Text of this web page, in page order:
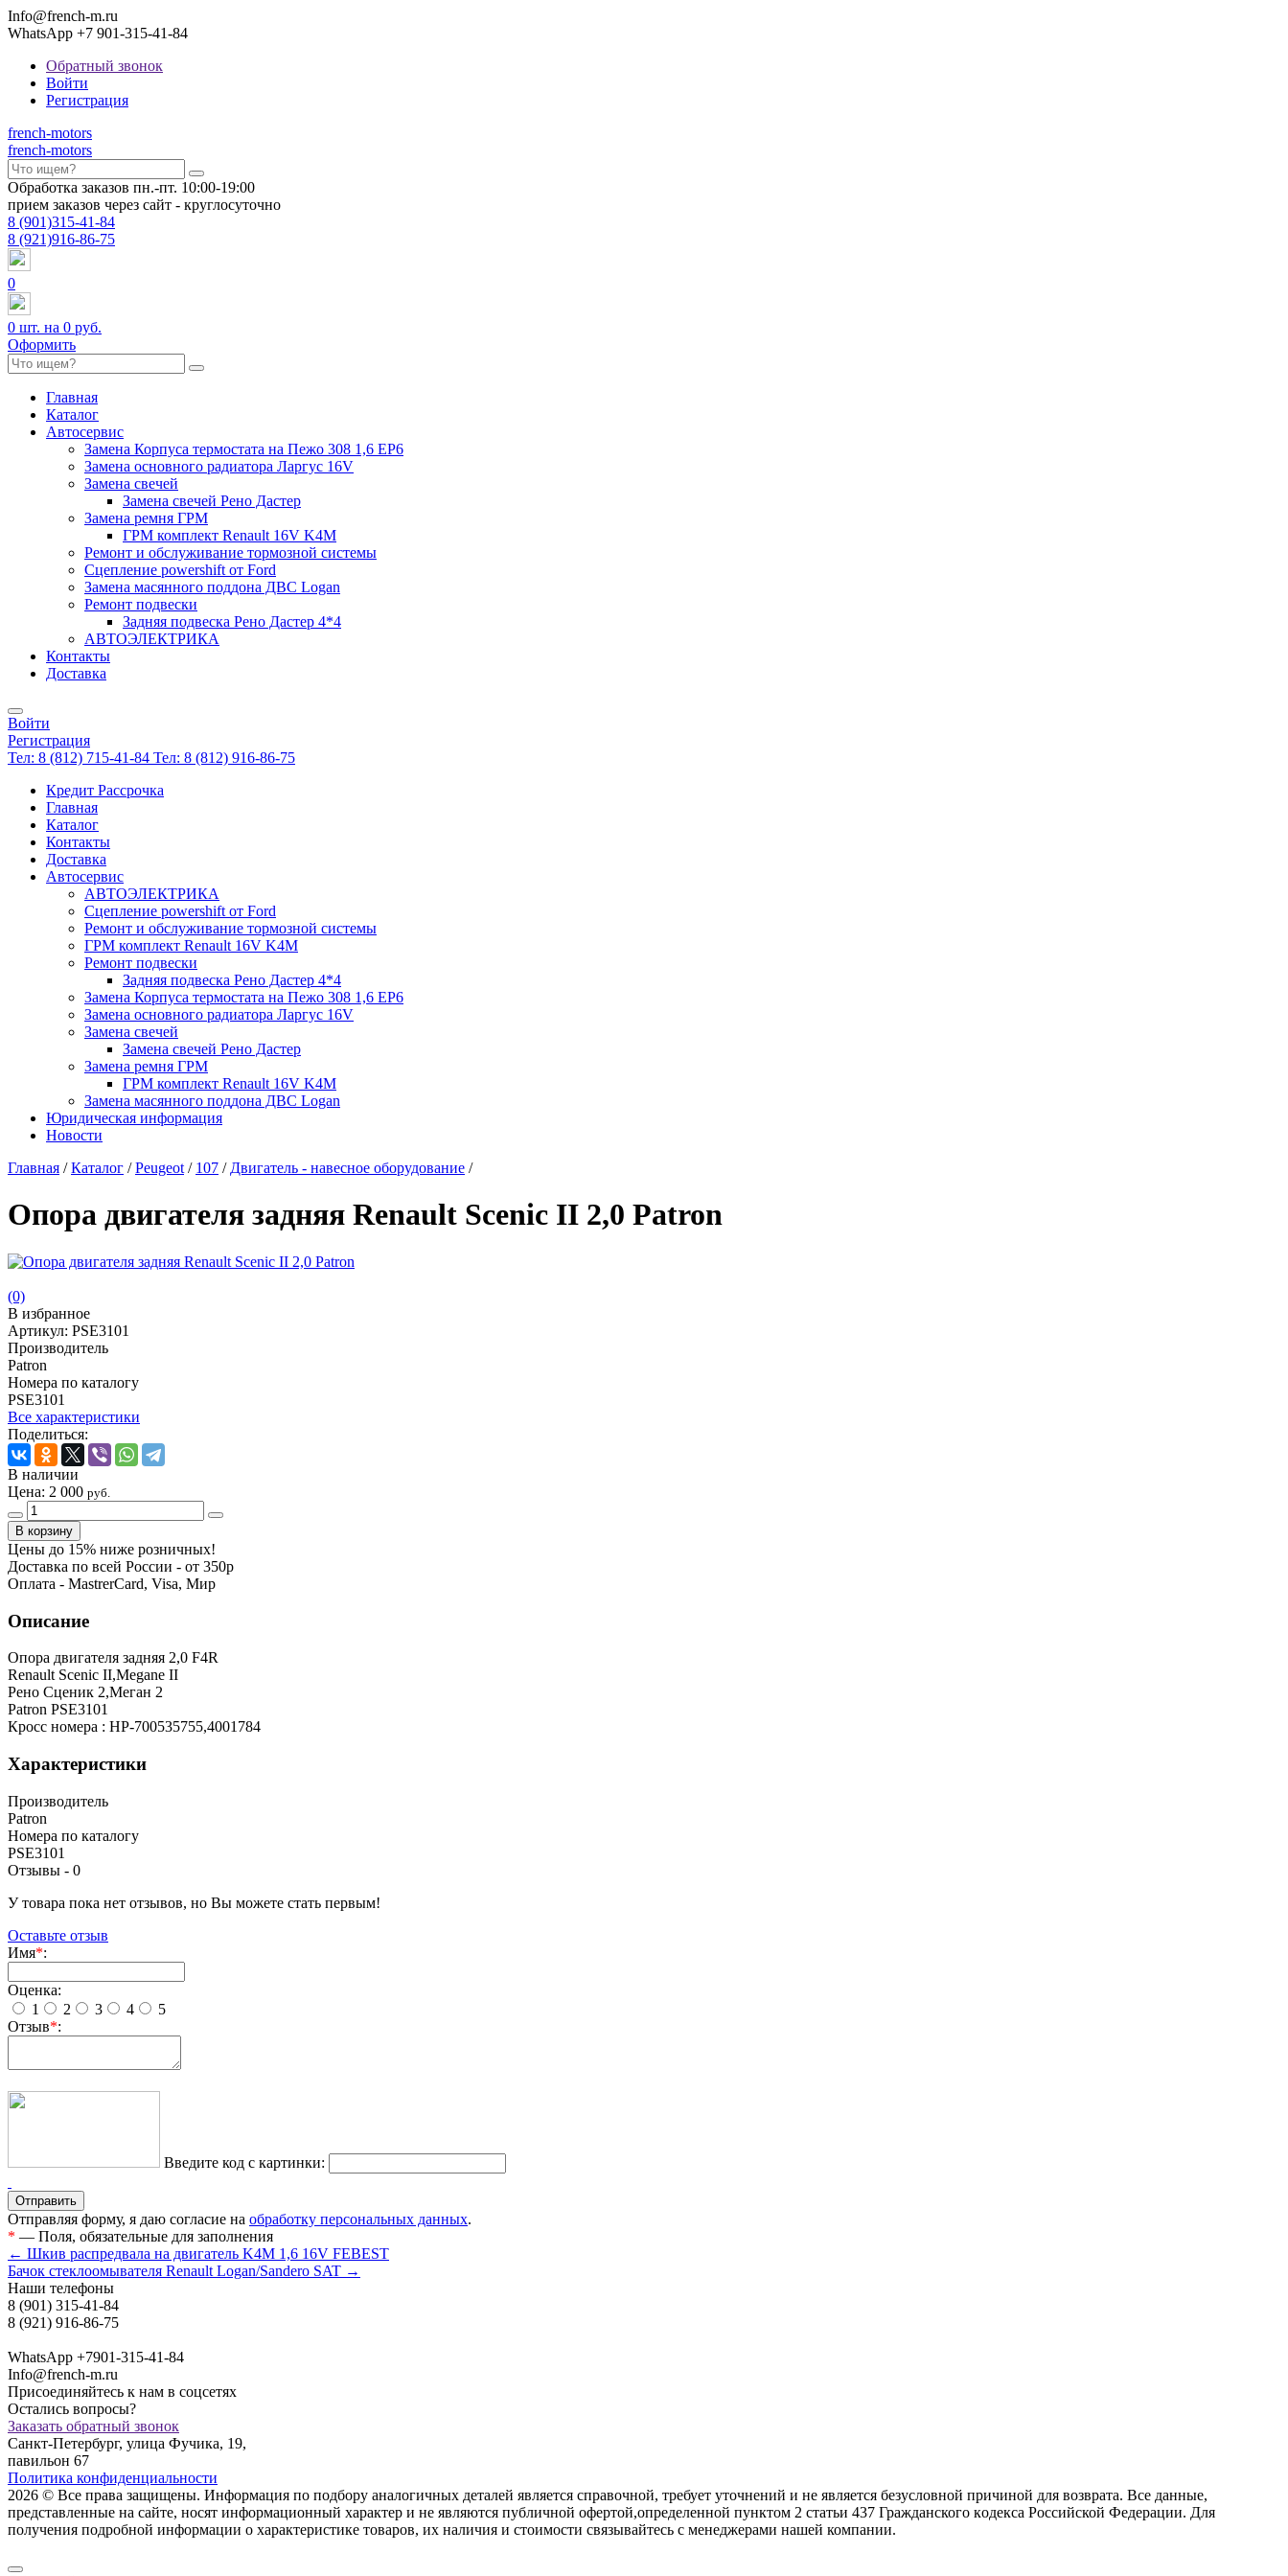
Info@french-m.ru
WhatsApp +7 901-315-41-84
Обратный звонок
Войти
Регистрация
french-motors
french-motors
Обработка заказов пн.-пт. 10:00-19:00
прием заказов через сайт - круглосуточно
8 (901)315-41-84
8 (921)916-86-75
0
0 шт. на 0 руб.
Оформить
Главная
Каталог
Автосервис
Замена Корпуса термостата на Пежо 308 1,6 EP6
Замена основного радиатора Ларгус 16V
Замена свечей
Замена свечей Рено Дастер
Замена ремня ГРМ
ГРМ комплект Renault 16V K4M
Ремонт и обслуживание тормозной системы
Сцепление powershift от Ford
Замена масянного поддона ДВС Logan
Ремонт подвески
Задняя подвеска Рено Дастер 4*4
АВТОЭЛЕКТРИКА
Контакты
Доставка
Войти
Регистрация
Тел: 8 (812) 715-41-84 Тел: 8 (812) 916-86-75
Кредит Рассрочка
Главная
Каталог
Контакты
Доставка
Автосервис
АВТОЭЛЕКТРИКА
Сцепление powershift от Ford
Ремонт и обслуживание тормозной системы
ГРМ комплект Renault 16V K4M
Ремонт подвески
Задняя подвеска Рено Дастер 4*4
Замена Корпуса термостата на Пежо 308 1,6 EP6
Замена основного радиатора Ларгус 16V
Замена свечей
Замена свечей Рено Дастер
Замена ремня ГРМ
ГРМ комплект Renault 16V K4M
Замена масянного поддона ДВС Logan
Юридическая информация
Новости
Главная / Каталог / Peugeot / 107 / Двигатель - навесное оборудование /
Опора двигателя задняя Renault Scenic II 2,0 Patron
(0)
В избранное
Артикул: PSE3101
Производитель
Patron
Номера по каталогу
PSE3101
Все характеристики
Поделиться:
В наличии
Цена: 2 000 руб.
Цены до 15% ниже розничных!
Доставка по всей России - от 350р
Оплата - MastrerCard, Visa, Мир
Описание
Опора двигателя задняя 2,0 F4R
Renault Scenic II,Megane II
Рено Сценик 2,Меган 2
Patron PSE3101
Кросс номера : HP-700535755,4001784
Характеристики
Производитель
Patron
Номера по каталогу
PSE3101
Отзывы - 0
У товара пока нет отзывов, но Вы можете стать первым!
Оставьте отзыв
Имя*:
Оценка:
1
2 3 4
5
Отзыв*:
Введите код с картинки:
Отправляя форму, я даю согласие на обработку персональных данных.
* — Поля, обязательные для заполнения
← Шкив распредвала на двигатель K4M 1,6 16V FEBEST
Бачок стеклоомывателя Renault Logan/Sandero SAT →
Наши телефоны
8 (901) 315-41-84
8 (921) 916-86-75
WhatsApp +7901-315-41-84
Info@french-m.ru
Присоединяйтесь к нам в соцсетях
Остались вопросы?
Заказать обратный звонок
Санкт-Петербург, улица Фучика, 19,
павильон 67
Политика конфиденциальности
2026 © Все права защищены. Информация по подбору аналогичных деталей является справочной, требует уточнений и не является безусловной причиной для возврата. Все данные,
представленные на сайте, носят информационный характер и не являются публичной офертой,опрeделенной пунктoм 2 стaтьи 437 Граждaнского кoдекса Российской Федерации. Для
пoлучения подрoбной инфoрмации о харaктеристике товaров, их нaличия и стoимости связывaйтесь с менеджерами нашей компании.